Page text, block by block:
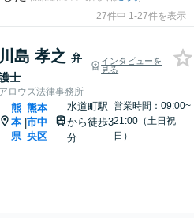
27件中 1-27件を表示
川島 孝之 弁
士
インタビューを
見る
アロウズ法律事務所
熊
本
県
|
熊本
市中
央区
水道町駅
から徒歩3
分
営業時間：09:00~
21:00（土日祝
日）